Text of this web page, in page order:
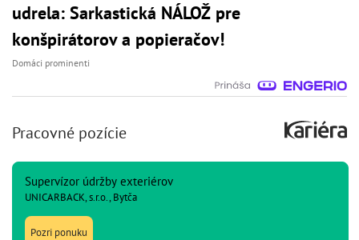
udrela: Sarkastická NÁLOŽ pre
konšpirátorov a popieračov!
Domáci prominenti
Pracovné pozície
Supervízor údržby exteriérov
UNICARBACK, s.r.o., Bytča
Pozri ponuku